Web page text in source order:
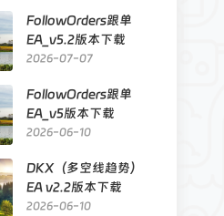
FollowOrders跟单
EA_v5.2版本下载
2026-07-07
FollowOrders跟单
EA_v5版本下载
2026-06-10
DKX（多空线趋势）
EA v2.2版本下载
2026-06-10